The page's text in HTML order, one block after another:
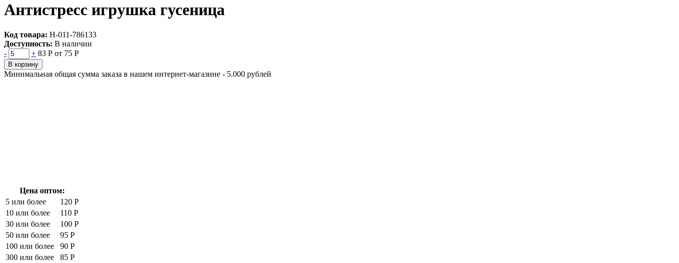
Антистресс игрушка гусеница
Код товара: Н-011-786133
Доступность: В наличии
-
+ 83 Р от 75 Р
В корзину
Минимальная общая сумма заказа в нашем интернет-магазине - 5.000 рублей
Цена оптом:
5 или более
120 Р
10 или более
110 Р
30 или более
100 Р
50 или более
95 Р
100 или более
90 Р
300 или более
85 Р